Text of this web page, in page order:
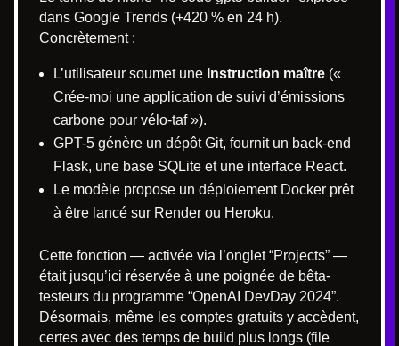
dans Google Trends (+420 % en 24 h).
Concrètement :
L’utilisateur soumet une Instruction maître («
Crée-moi une application de suivi d’émissions
carbone pour vélo-taf »).
GPT-5 génère un dépôt Git, fournit un back-end
Flask, une base SQLite et une interface React.
Le modèle propose un déploiement Docker prêt
à être lancé sur Render ou Heroku.
Cette fonction — activée via l’onglet “Projects” —
était jusqu’ici réservée à une poignée de bêta-
testeurs du programme “OpenAI DevDay 2024”.
Désormais, même les comptes gratuits y accèdent,
certes avec des temps de build plus longs (file